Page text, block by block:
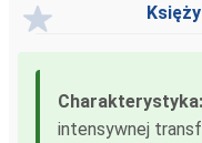
Charakterystyka:
intensywnej